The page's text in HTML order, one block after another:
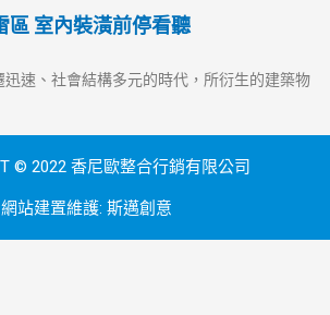
區 室內裝潢前停看聽
速、社會結構多元的時代，所衍生的建築物
© 2022 香尼歐整合行銷有限公司
網站建置維護: 斯邁創意